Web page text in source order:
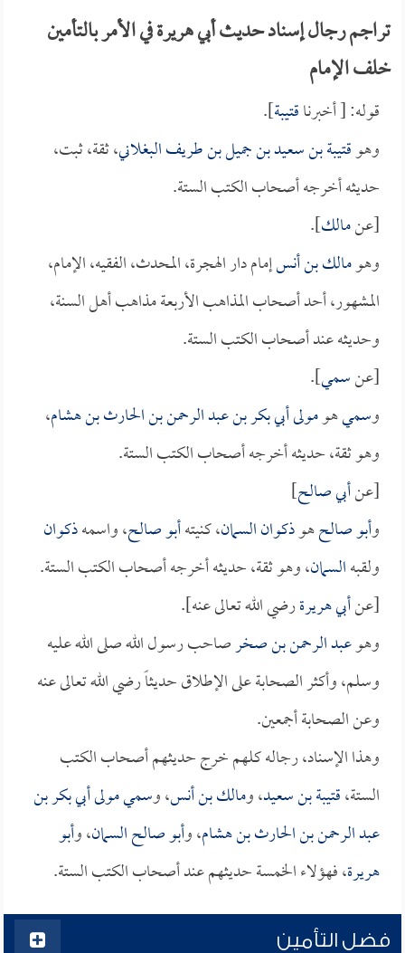
تراجم رجال إسناد حديث أبي هريرة في الأمر بالتأمين
خلف الإمام
قوله: [ أخبرناقتيبة].
وهوقتيبة بن سعيد بن جميل بن طريف البغلاني، ثقة، ثبت،
حديثه أخرجه أصحاب الكتب الستة.
[عنمالك].
وهومالك بن أنسإمام دار الهجرة، المحدث، الفقيه، الإمام،
المشهور، أحد أصحاب المذاهب الأربعة مذاهب أهل السنة،
وحديثه عند أصحاب الكتب الستة.
[عنسمي].
وسميهومولى أبي بكر بن عبد الرحمن بن الحارث بن هشام،
وهو ثقة، حديثه أخرجه أصحاب الكتب الستة.
[عنأبي صالح]
وأبو صالحهوذكوان السمان، كنيتهأبو صالح، واسمهذكوان
ولقبهالسمان، وهو ثقة، حديثه أخرجه أصحاب الكتب الستة.
[عنأبي هريرةرضي الله تعالى عنه].
وهوعبد الرحمن بن صخرصاحب رسول الله صلى الله عليه
وسلم، وأكثر الصحابة على الإطلاق حديثاً رضي الله تعالى عنه
وعن الصحابة أجمعين.
وهذا الإسناد، رجاله كلهم خرج حديثهم أصحاب الكتب
الستة،قتيبة بن سعيد، ومالك بن أنس، وسمي مولى أبي بكر بن
عبد الرحمن بن الحارث بن هشام، وأبو صالح السمان، وأبو
هريرة، فهؤلاء الخمسة حديثهم عند أصحاب الكتب الستة.
فضل التأمين